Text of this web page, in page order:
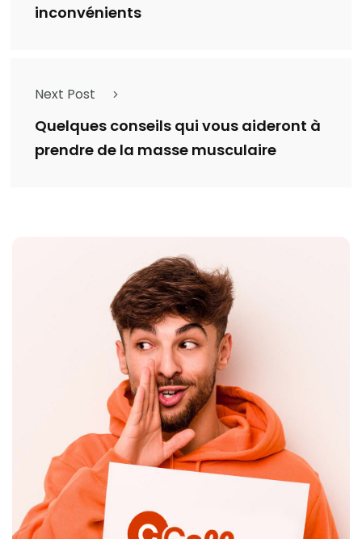
inconvénients
Next Post
Quelques conseils qui vous aideront à
prendre de la masse musculaire